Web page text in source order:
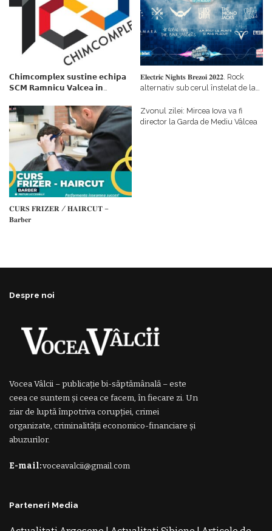
𝗖𝗵𝗶𝗺𝗰𝗼𝗺𝗽𝗹𝗲𝘅 𝘀𝘂𝘀𝘁𝗶𝗻𝗲 𝗲𝗰𝗵𝗶𝗽𝗮
𝗦𝗖𝗠 𝗥𝗮𝗺𝗻𝗶𝗰𝘂 𝗩𝗮𝗹𝗰𝗲𝗮 𝗶𝗻
𝗳𝗶𝗻𝗮𝗻𝘁𝗮𝘁𝗼𝗿
𝐄𝐥𝐞𝐜𝐭𝐫𝐢𝐜 𝐍𝐢𝐠𝐡𝐭𝐬 𝐁𝐫𝐞𝐳𝐨𝐢 𝟐𝟎𝟐𝟐. Rock
alternativ sub cerul înstelat de la
𝐂𝐔𝐑𝐒 𝐅𝐑𝐈𝐙𝐄𝐑 / 𝐇𝐀𝐈𝐑𝐂𝐔𝐓 –
𝐁𝐚𝐫𝐛𝐞𝐫
Zvonul zilei: Mircea Iova va fi
director la Garda de Mediu Vâlcea
Despre noi
Vocea Vâlcii – publicație bi-săptămânală – este
ceea ce suntem și ceea ce facem, în fiecare zi. Un
ziar de luptă împotriva corupției, crimei
organizate, criminalității economico-financiare și
abuzurilor.
E-mail:voceavalcii@gmail.com
Parteneri Media